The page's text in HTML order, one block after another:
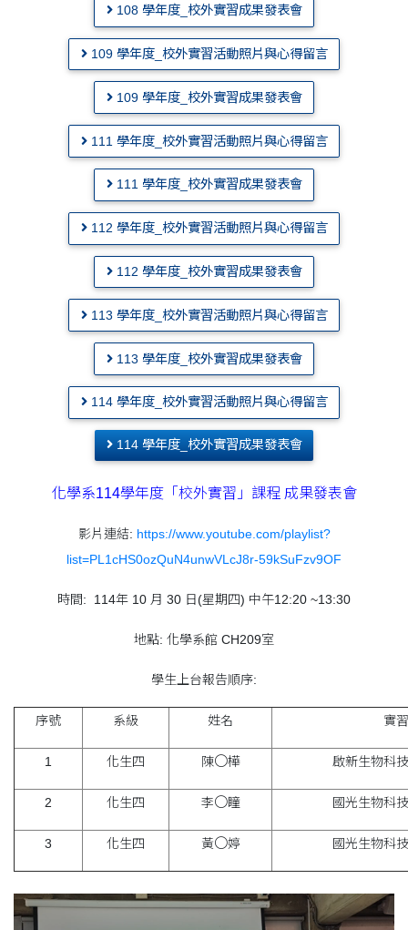
108 學年度_校外實習成果發表會
109 學年度_校外實習活動照片與心得留言
109 學年度_校外實習成果發表會
111 學年度_校外實習活動照片與心得留言
111 學年度_校外實習成果發表會
112 學年度_校外實習活動照片與心得留言
112 學年度_校外實習成果發表會
113 學年度_校外實習活動照片與心得留言
113 學年度_校外實習成果發表會
114 學年度_校外實習活動照片與心得留言
114 學年度_校外實習成果發表會
化學系114學年度「校外實習」課程 成果發表會
影片連結: https://www.youtube.com/playlist?
list=PL1cHS0ozQuN4unwVLcJ8r-59kSuFzv9OF
時間: 114年 10 月 30 日(星期四) 中午12:20 ~13:30
地點: 化學系館 CH209室
學生上台報告順序:
序號 系級 姓名 實
1 化生四 陳〇樺 啟新生物科
2 化生四 李〇瞳 國光生物科
3 化生四 黃〇婷 國光生物科